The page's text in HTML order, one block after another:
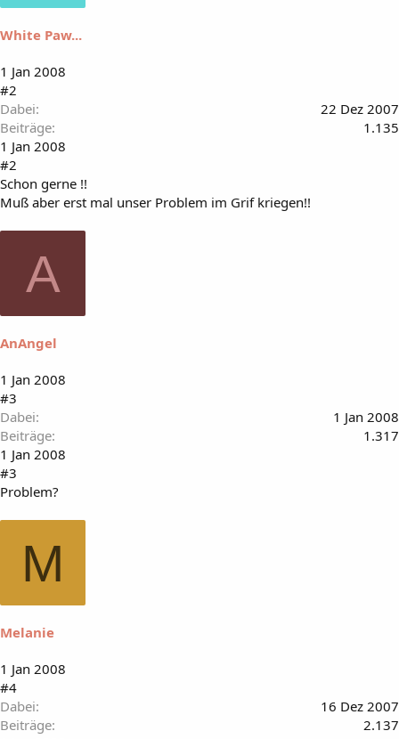
White Paw...
1 Jan 2008
#2
Dabei
22 Dez 2007
Beiträge
1.135
1 Jan 2008
#2
Schon gerne !!
Muß aber erst mal unser Problem im Grif kriegen!!
A
AnAngel
1 Jan 2008
#3
Dabei
1 Jan 2008
Beiträge
1.317
1 Jan 2008
#3
Problem?
M
Melanie
1 Jan 2008
#4
Dabei
16 Dez 2007
Beiträge
2.137